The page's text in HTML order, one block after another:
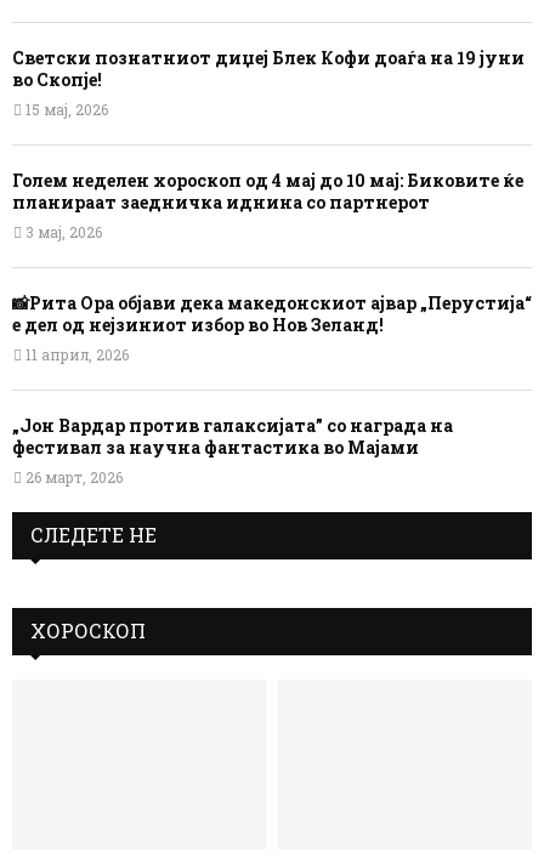
Светски познатниот диџеј Блек Кофи доаѓа на 19 јуни
во Скопје!
15 мај, 2026
Голем неделен хороскоп од 4 мај до 10 мај: Биковите ќе
планираат заедничка иднина со партнерот
3 мај, 2026
📸Рита Ора објави дека македонскиот ајвар „Перустија“
е дел од нејзиниот избор во Нов Зеланд!
11 април, 2026
„Јон Вардар против галаксијата” со награда на
фестивал за научна фантастика во Мајами
26 март, 2026
СЛЕДЕТЕ НЕ
ХОРОСКОП